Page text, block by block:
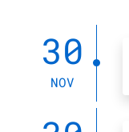
30
NOV